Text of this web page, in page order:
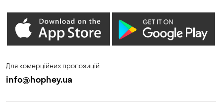
Для комерційних пропозицій
info@hophey.ua